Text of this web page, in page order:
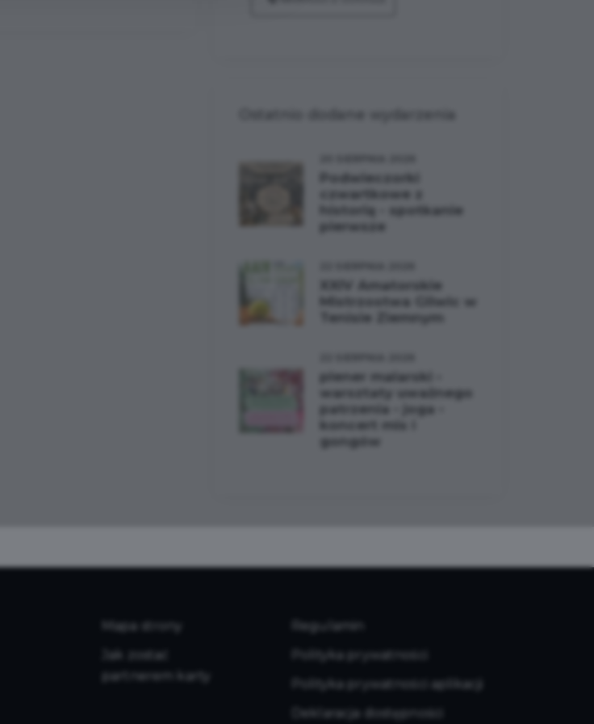
Podwieczorki
czwartkowe z
historią - spotkanie
pierwsze
XXIV Amatorskie
Mistrzostwa Gliwic w
Tenisie Ziemnym
plener malarski •
warsztaty uważnego
patrzenia • joga •
koncert mis i
gongów
Mapa strony
Jak zostać
partnerem karty
Regulamin
Polityka prywatności
Polityka prywatności aplikacji
Deklaracja dostępności